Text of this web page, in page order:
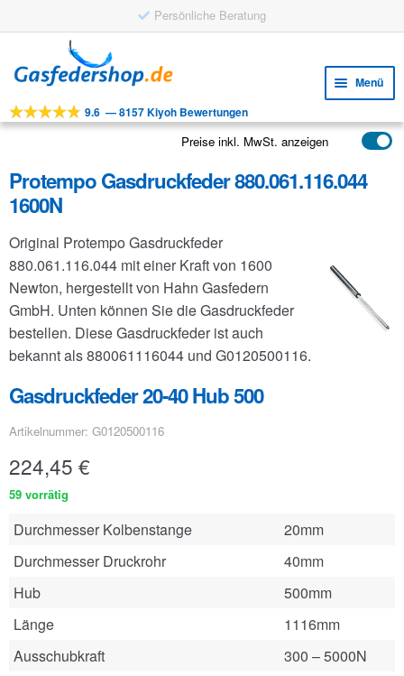
Persönliche Beratung
Navigation
springen
Inhalt
springen
Menü
Werkzeuge
Anwendungen
FAQ
9.6 —8157 Kiyoh Bewertungen
Preise inkl. MwSt. anzeigen
Protempo Gasdruckfeder 880.061.116.044
1600N
Original Protempo Gasdruckfeder
880.061.116.044 mit einer Kraft von 1600
Newton, hergestellt von Hahn Gasfedern
GmbH. Unten können Sie die Gasdruckfeder
bestellen. Diese Gasdruckfeder ist auch
bekannt als 880061116044 und G0120500116.
Gasdruckfeder 20-40 Hub 500
Artikelnummer: G0120500116
224,45 €
59 vorrätig
Durchmesser Kolbenstange
20mm
Durchmesser Druckrohr
40mm
Hub
500mm
Länge
1116mm
Ausschubkraft
300 – 5000N